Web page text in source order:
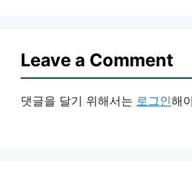
Leave a Comment
댓글을 달기 위해서는 로그인해